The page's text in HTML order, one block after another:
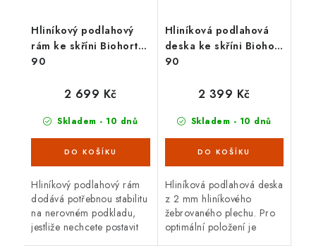
Hliníkový podlahový
rám ke skříni Biohort
90
Skladem - 10 dnů
2 699 Kč
Hliníkový podlahový rám
dodává potřebnou stabilitu
na nerovném podkladu,
jestliže nechcete postavit
Hliníková podlahová
deska ke skříni Biohort
90
Skladem - 10 dnů
2 399 Kč
Hliníková podlahová deska
z 2 mm hliníkového
žebrovaného plechu. Pro
optimální položení je